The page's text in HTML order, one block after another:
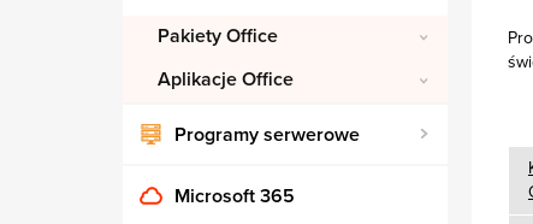
Pakiety Office
Aplikacje Office
Programy serwerowe
Microsoft 365